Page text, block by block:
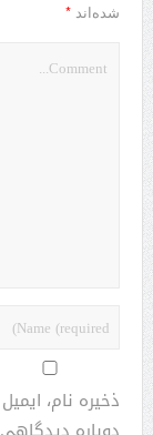
شده‌اند *
ذخیره نام،